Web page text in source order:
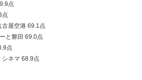
点
点
屋空港 69.1点
と磐田 69.0点
点
シネマ 68.9点